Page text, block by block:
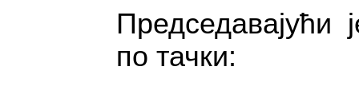
Председавајући
по тачки: